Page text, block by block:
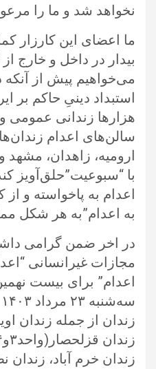
نخواهد شد و ما را
ما اعضای این کارزار
بیدار در داخل و خارج
می‌خواهیم پیش از
استبداد دینیِ حاکم بر
هزارها زندانی عمومی
سالن‌های اعدام
ارومیه، زاهدان، مشهد
با “سبوعیت”حلق‌آویز
اعدام به پاخواسته و
به اعدام”به هر شکل
در اخر ضمن گرامی
مجازات غیرانسانی
اعدام” برای بیست‌
زندان خرم آباد، زندان